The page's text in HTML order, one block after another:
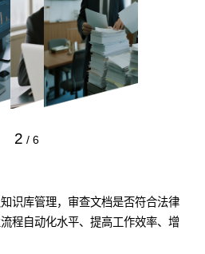
2 / 6
识库管理，审查文档是否符合法律
程自动化水平、提高工作效率、增